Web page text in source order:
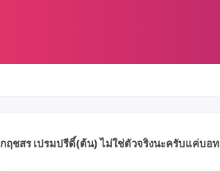
กฤชสร เปรมปรีดิ์(ต้น) ไม่ใช่ตัวจริงนะครับแค่บอท